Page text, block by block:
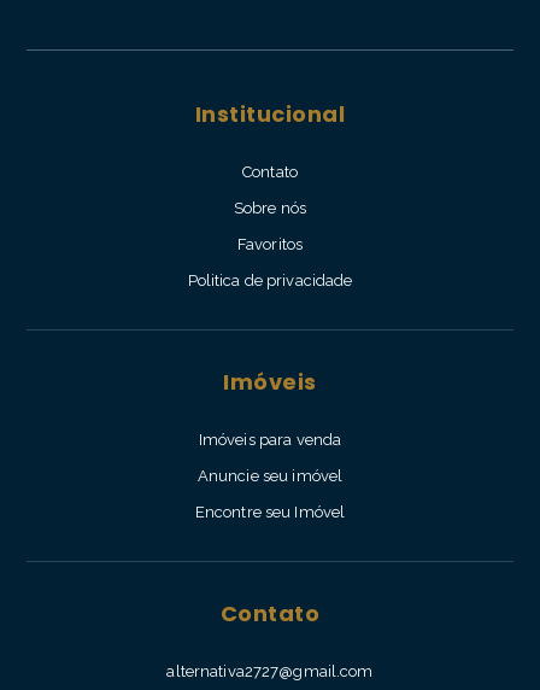
Institucional
Contato
Sobre nós
Favoritos
Politica de privacidade
Imóveis
Imóveis para venda
Anuncie seu imóvel
Encontre seu Imóvel
Contato
alternativa2727@gmail.com